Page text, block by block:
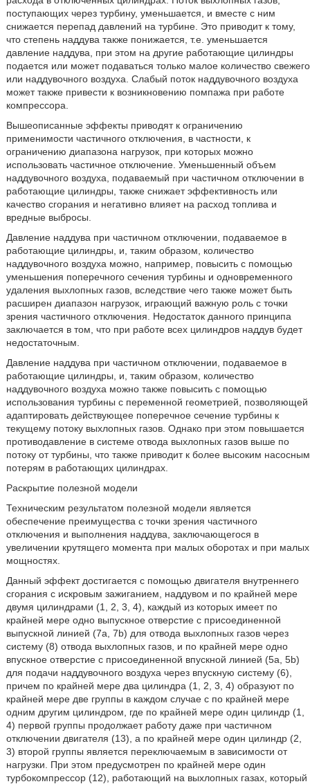
поступающих через турбину, уменьшается, и вместе с ним
снижается перепад давлений на турбине. Это приводит к тому,
что степень наддува также понижается, т.е. уменьшается
давление наддува, при этом на другие работающие цилиндры
подается или может подаваться только малое количество свежего
или наддувочного воздуха. Слабый поток наддувочного воздуха
может также привести к возникновению помпажа при работе
компрессора.
Вышеописанные эффекты приводят к ограничению
применимости частичного отключения, в частности, к
ограничению диапазона нагрузок, при которых можно
использовать частичное отключение. Уменьшенный объем
наддувочного воздуха, подаваемый при частичном отключении в
работающие цилиндры, также снижает эффективность или
качество сгорания и негативно влияет на расход топлива и
вредные выбросы.
Давление наддува при частичном отключении, подаваемое в
работающие цилиндры, и, таким образом, количество
наддувочного воздуха можно, например, повысить с помощью
уменьшения поперечного сечения турбины и одновременного
удаления выхлопных газов, вследствие чего также может быть
расширен диапазон нагрузок, играющий важную роль с точки
зрения частичного отключения. Недостаток данного принципа
заключается в том, что при работе всех цилиндров наддув будет
недостаточным.
Давление наддува при частичном отключении, подаваемое в
работающие цилиндры, и, таким образом, количество
наддувочного воздуха можно также повысить с помощью
использования турбины с переменной геометрией, позволяющей
адаптировать действующее поперечное сечение турбины к
текущему потоку выхлопных газов. Однако при этом повышается
противодавление в системе отвода выхлопных газов выше по
потоку от турбины, что также приводит к более высоким насосным
потерям в работающих цилиндрах.
Раскрытие полезной модели
Техническим результатом полезной модели является
обеспечение преимущества с точки зрения частичного
отключения и выполнения наддува, заключающегося в
увеличении крутящего момента при малых оборотах и при малых
мощностях.
Данный эффект достигается с помощью двигателя внутреннего
сгорания с искровым зажиганием, наддувом и по крайней мере
двумя цилиндрами (1, 2, 3, 4), каждый из которых имеет по
крайней мере одно выпускное отверстие с присоединенной
выпускной линией (7а, 7b) для отвода выхлопных газов через
систему (8) отвода выхлопных газов, и по крайней мере одно
впускное отверстие с присоединенной впускной линией (5а, 5b)
для подачи наддувочного воздуха через впускную систему (6),
причем по крайней мере два цилиндра (1, 2, 3, 4) образуют по
крайней мере две группы в каждом случае с по крайней мере
одним другим цилиндром, где по крайней мере один цилиндр (1,
4) первой группы продолжает работу даже при частичном
отключении двигателя (13), а по крайней мере один цилиндр (2,
3) второй группы является переключаемым в зависимости от
нагрузки. При этом предусмотрен по крайней мере один
турбокомпрессор (12), работающий на выхлопных газах, который